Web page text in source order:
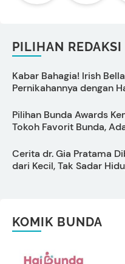
PILIHAN REDAKSI
Kabar Bahagia! Irish
Pernikahannya dengan
Pilihan Bunda Awards
Tokoh Favorit Bunda,
Cerita dr. Gia Pratama
dari Kecil, Tak Sadar
KOMIK BUNDA